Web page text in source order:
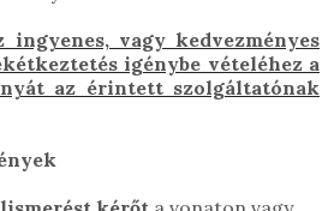
ingyenes, vagy kedvezményes
igénybe vételéhez a
az érintett szolgáltatónak